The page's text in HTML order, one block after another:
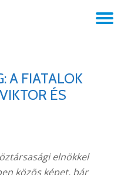
A FIATALOK
ÉS
elnökkel
közös képet, bár